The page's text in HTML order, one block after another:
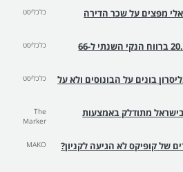
מפצים על שכר הדירה כלכליסט
פוקס: עלייה של 20.7% ברווח הנקי השנתי ל-66
כלכליסט
בונים על הבונוסים ולא על
כלכליסט
בישראל מתודלק באמצעות
The
Marker
של קופיקס לא הגיעה לקניון? MAKO